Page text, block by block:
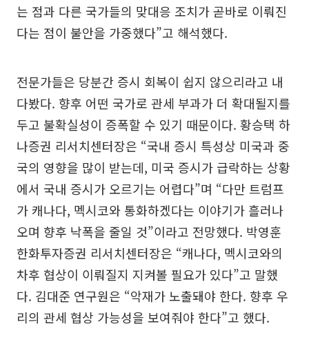
는 점과 다른 국가들의 맞대응 조치가 곧바로 이뤄진
다는 점이 불안을 가중했다”고 해석했다.
전문가들은 당분간 증시 회복이 쉽지 않으리라고 내
다봤다. 향후 어떤 국가로 관세 부과가 더 확대될지를
두고 불확실성이 증폭할 수 있기 때문이다. 황승택 하
나증권 리서치센터장은 “국내 증시 특성상 미국과 중
국의 영향을 많이 받는데, 미국 증시가 급락하는 상황
에서 국내 증시가 오르기는 어렵다”며 “다만 트럼프
가 캐나다, 멕시코와 통화하겠다는 이야기가 흘러나
오며 향후 낙폭을 줄일 것”이라고 전망했다. 박영훈
한화투자증권 리서치센터장은 “캐나다, 멕시코와의
차후 협상이 이뤄질지 지켜볼 필요가 있다”고 말했
다. 김대준 연구원은 “악재가 노출돼야 한다. 향후 우
리의 관세 협상 가능성을 보여줘야 한다”고 했다.